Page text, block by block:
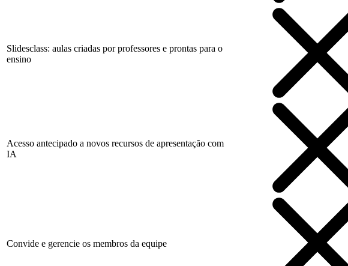
Slidesclass: aulas criadas por professores e prontas para o
ensino
Acesso antecipado a novos recursos de apresentação com
IA
Convide e gerencie os membros da equipe